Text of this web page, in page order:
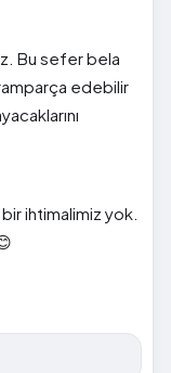
Bu sefer bela
edebilir
ihtimalimiz yok.